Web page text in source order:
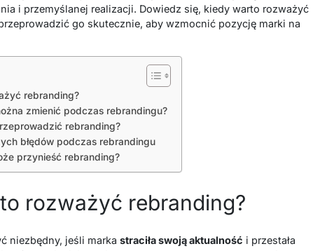
i przemyślanej realizacji. Dowiedz się, kiedy warto rozważyć
go skutecznie, aby wzmocnić pozycję marki na
rebranding?
zmienić podczas rebrandingu?
rebranding?
błędów podczas rebrandingu
przynieść rebranding?
rozważyć rebranding?
niezbędny, jeśli marka straciła swoją aktualność i przestała